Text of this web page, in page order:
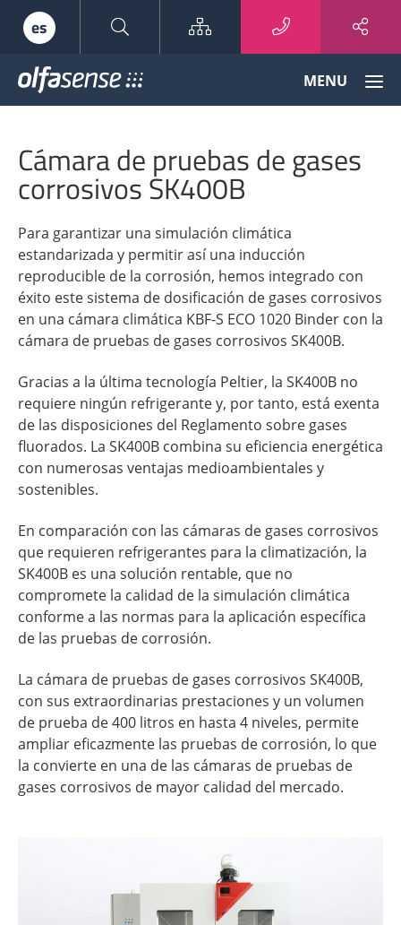
es Sitemap
Data
to
Odour
MENU
Cámara de pruebas de gases
corrosivos SK400B
Para garantizar una simulación climática
estandarizada y permitir así una inducción
reproducible de la corrosión, hemos integrado con
éxito este sistema de dosificación de gases corrosivos
en una cámara climática KBF-S ECO 1020 Binder con la
cámara de pruebas de gases corrosivos SK400B.
Gracias a la última tecnología Peltier, la SK400B no
requiere ningún refrigerante y, por tanto, está exenta
de las disposiciones del Reglamento sobre gases
fluorados. La SK400B combina su eficiencia energética
con numerosas ventajas medioambientales y
sostenibles.
En comparación con las cámaras de gases corrosivos
que requieren refrigerantes para la climatización, la
SK400B es una solución rentable, que no
compromete la calidad de la simulación climática
conforme a las normas para la aplicación específica
de las pruebas de corrosión.
La cámara de pruebas de gases corrosivos SK400B,
con sus extraordinarias prestaciones y un volumen
de prueba de 400 litros en hasta 4 niveles, permite
ampliar eficazmente las pruebas de corrosión, lo que
la convierte en una de las cámaras de pruebas de
gases corrosivos de mayor calidad del mercado.